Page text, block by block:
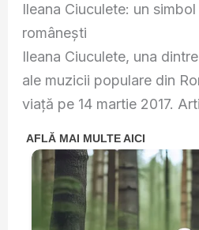
Ileana Ciuculete: un
românești
Ileana Ciuculete, una
ale muzicii populare din
viață pe 14 martie 2017.